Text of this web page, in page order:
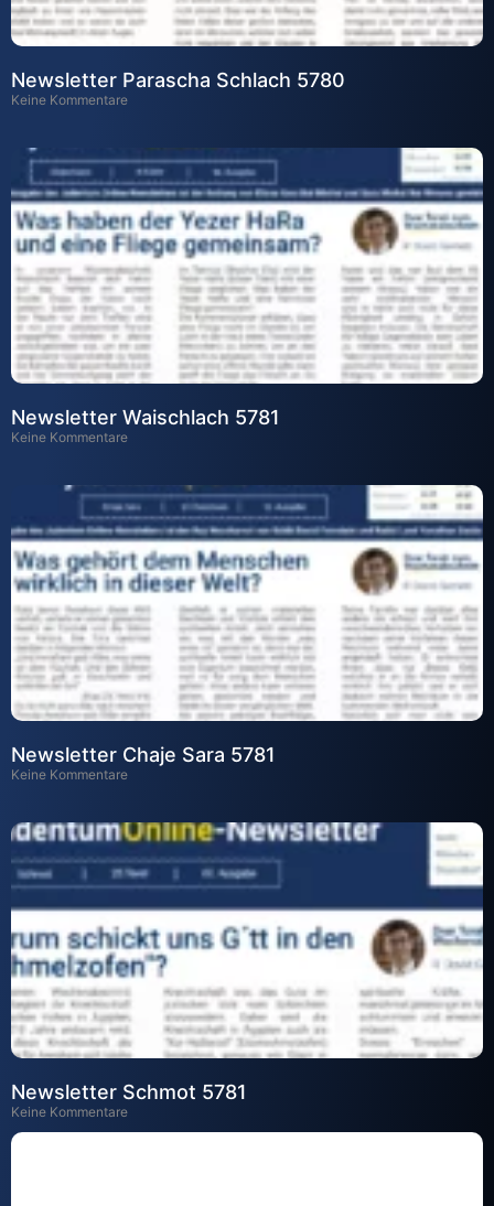
Newsletter Parascha Schlach 5780
Keine Kommentare
Newsletter Waischlach 5781
Keine Kommentare
Newsletter Chaje Sara 5781
Keine Kommentare
Newsletter Schmot 5781
Keine Kommentare